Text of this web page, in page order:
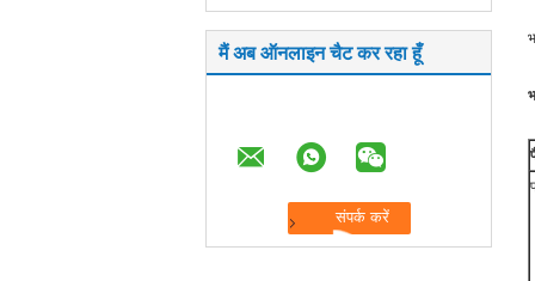
मैं अब ऑनलाइन चैट कर रहा हूँ